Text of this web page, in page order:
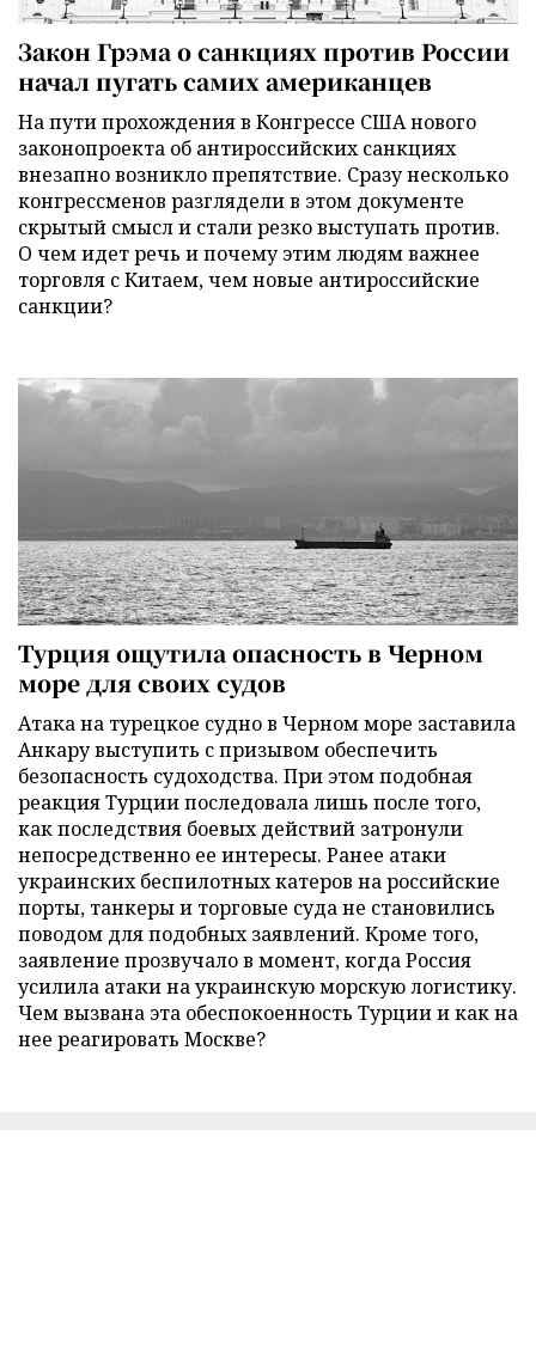
Закон Грэма о санкциях против России
начал пугать самих американцев
На пути прохождения в Конгрессе США нового
законопроекта об антироссийских санкциях
внезапно возникло препятствие. Сразу несколько
конгрессменов разглядели в этом документе
скрытый смысл и стали резко выступать против.
О чем идет речь и почему этим людям важнее
торговля с Китаем, чем новые антироссийские
санкции?
Турция ощутила опасность в Черном
море для своих судов
Атака на турецкое судно в Черном море заставила
Анкару выступить с призывом обеспечить
безопасность судоходства. При этом подобная
реакция Турции последовала лишь после того,
как последствия боевых действий затронули
непосредственно ее интересы. Ранее атаки
украинских беспилотных катеров на российские
порты, танкеры и торговые суда не становились
поводом для подобных заявлений. Кроме того,
заявление прозвучало в момент, когда Россия
усилила атаки на украинскую морскую логистику.
Чем вызвана эта обеспокоенность Турции и как на
нее реагировать Москве?